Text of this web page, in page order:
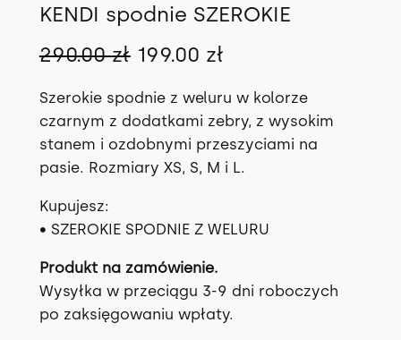
KENDI spodnie SZEROKIE
290.00zł P
e
r
w
t
n
a
199.00 zł
t
u
a
n
c
Szerokie spodnie z weluru w kolorze
czarnym z dodatkami zebry, z wysokim
stanem i ozdobnymi przeszyciami na
pasie. Rozmiary XS, S, M i L.
Kupujesz:
• SZEROKIE SPODNIE Z WELURU
Produkt na zamówienie.
Wysyłka w przeciągu 3-9 dni roboczych
po zaksięgowaniu wpłaty.